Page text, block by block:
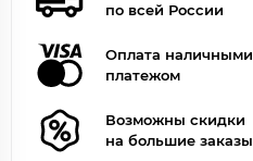
по всей России
Оплата
платежом
Возможны скидки
на большие заказы